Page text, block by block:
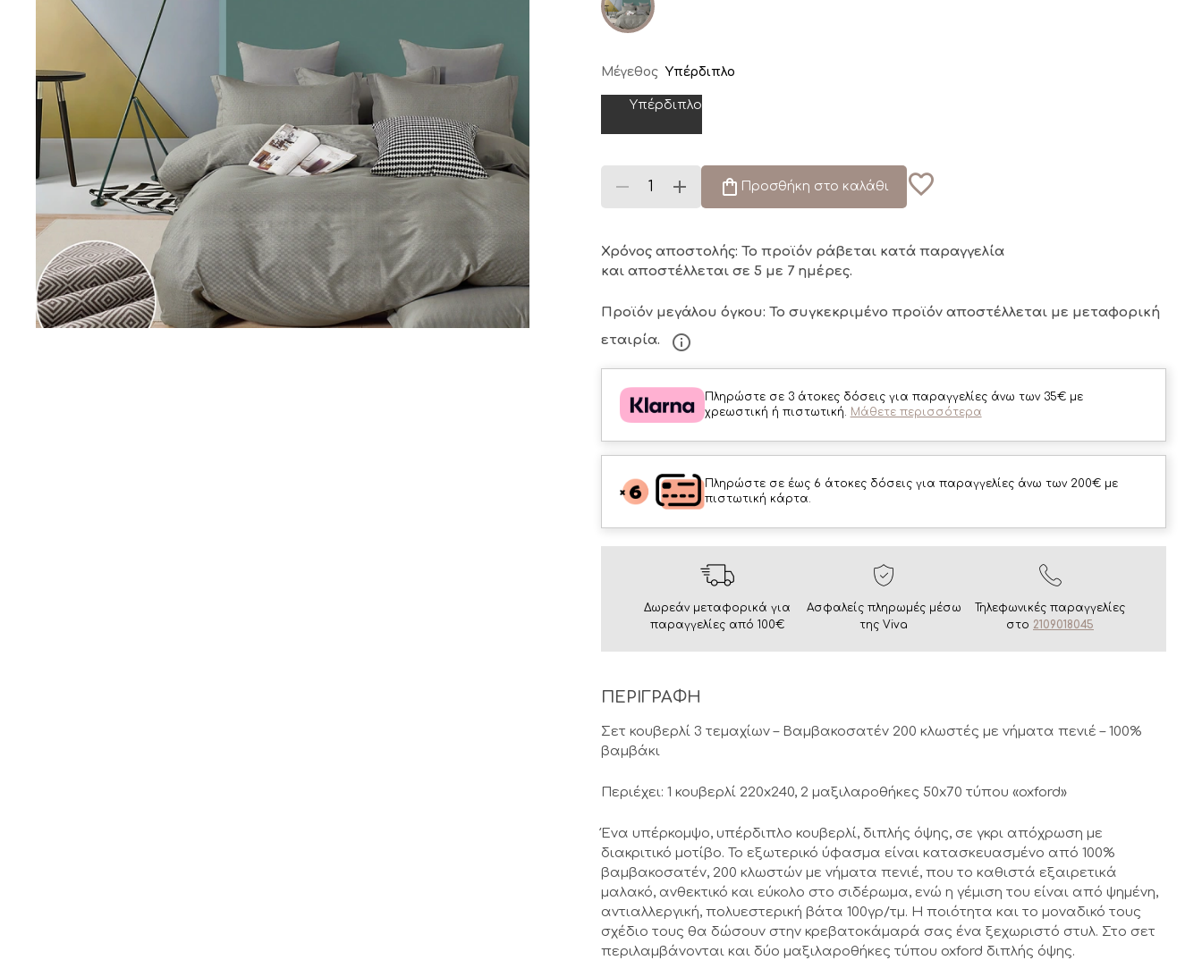
Μέγεθος Υπέρδιπλο
Υπέρδιπλο
Προσθήκη στο καλάθι
Χρόνος αποστολής: Το προϊόν ράβεται κατά παραγγελία
και αποστέλλεται σε 5 με 7 ημέρες.
Προϊόν μεγάλου όγκου: Το συγκεκριμένο προϊόν αποστέλλεται με μεταφορική
εταιρία.
Πληρώστε σε 3 άτοκες δόσεις για παραγγελίες άνω των 35€ με
χρεωστική ή πιστωτική. Μάθετε περισσότερα
Πληρώστε σε έως 6 άτοκες δόσεις για παραγγελίες άνω των 200€ με
πιστωτική κάρτα.
Δωρεάν μεταφορικά για
παραγγελίες από 100€
Ασφαλείς πληρωμές μέσω
της Viva
Τηλεφωνικές παραγγελίες
στο 2109018045
ΠΕΡΙΓΡΑΦΗ
Σετ κουβερλί 3 τεμαχίων – Βαμβακοσατέν 200 κλωστές με νήματα πενιέ – 100%
βαμβάκι
Περιέχει: 1 κουβερλί 220x240, 2 μαξιλαροθήκες 50x70 τύπου «oxford»
Ένα υπέρκομψο, υπέρδιπλο κουβερλί, διπλής όψης, σε γκρι απόχρωση με
διακριτικό μοτίβο. Το εξωτερικό ύφασμα είναι κατασκευασμένο από 100%
βαμβακοσατέν, 200 κλωστών με νήματα πενιέ, που το καθιστά εξαιρετικά
μαλακό, ανθεκτικό και εύκολο στο σιδέρωμα, ενώ η γέμιση του είναι από ψημένη,
αντιαλλεργική, πολυεστερική βάτα 100γρ/τμ. Η ποιότητα και το μοναδικό τους
σχέδιο τους θα δώσουν στην κρεβατοκάμαρά σας ένα ξεχωριστό στυλ. Στο σετ
περιλαμβάνονται και δύο μαξιλαροθήκες τύπου oxford διπλής όψης.